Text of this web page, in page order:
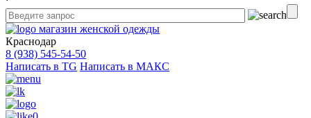
магазин женской одежды
Краснодар
8 (938) 545-54-50
Написать в TG Написать в МАКС